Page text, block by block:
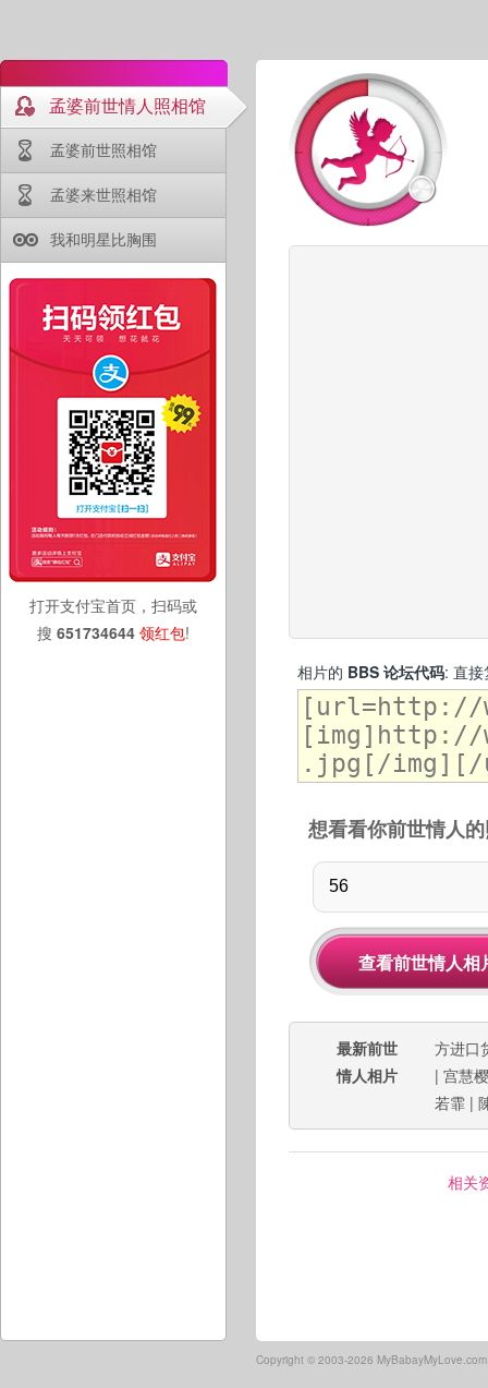
孟婆前世情人照相馆
孟婆前世照相馆
孟婆来世照相馆
我和明星比胸围
打开支付宝首页，扫码或
搜 651734644 领红包!
相片的 BBS 论坛代码: 直接
想看看你前世情人
最新前世
情人相片
方进口
| 宫慧樱
若霏 |
相关
Copyright © 2003-2026